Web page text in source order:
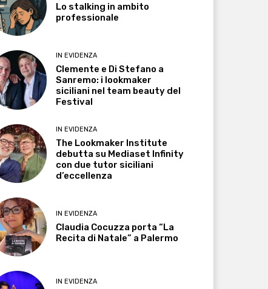
Lo stalking in ambito
professionale
IN EVIDENZA
Clemente e Di Stefano a
Sanremo: i lookmaker
siciliani nel team beauty del
Festival
IN EVIDENZA
The Lookmaker Institute
debutta su Mediaset Infinity
con due tutor siciliani
d’eccellenza
IN EVIDENZA
Claudia Cocuzza porta “La
Recita di Natale” a Palermo
IN EVIDENZA